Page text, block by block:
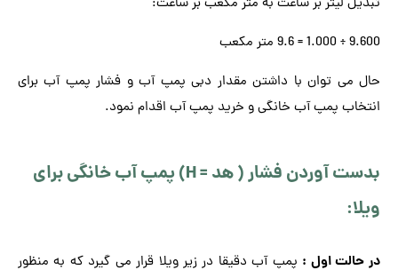
9.600 ÷ 1.000 = 9.6 متر مکعب
حال می توان با داشتن مقدار دبی پمپ آب و فشار پمپ آب برای
انتخاب پمپ آب خانگی و خرید پمپ آب اقدام نمود.
بدست آوردن فشار ( هد = H) پمپ آب خانگی برای
ویلا:
در حالت اول : پمپ آب دقیقا در زیر ویلا قرار می گیرد که به منظور